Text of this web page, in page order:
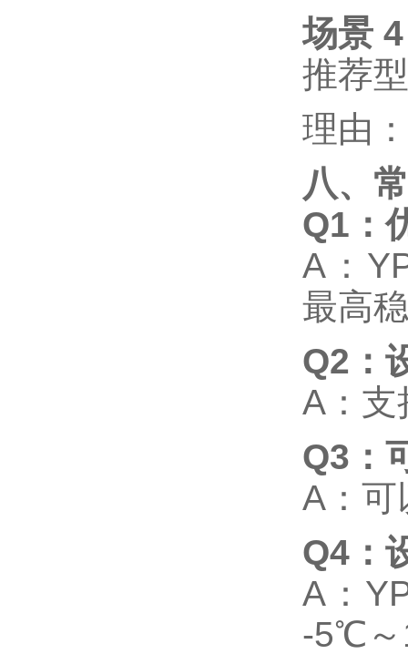
场景
推荐
理由
八、
Q1：
A：
最高
Q2：
A：支
Q3：
A：可
Q4：
A：
-5℃ ～